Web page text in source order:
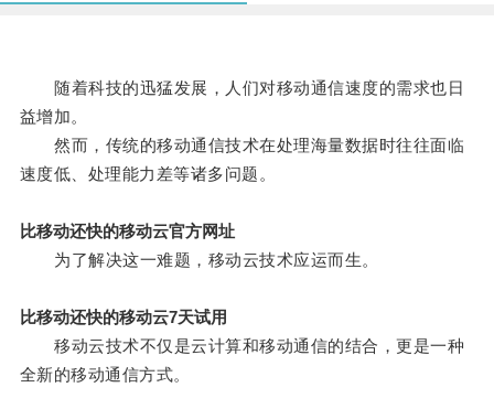
随着科技的迅猛发展，人们对移动通信速度的需求也日
益增加。
然而，传统的移动通信技术在处理海量数据时往往面临
速度低、处理能力差等诸多问题。
比移动还快的移动云官方网址
为了解决这一难题，移动云技术应运而生。
比移动还快的移动云7天试用
移动云技术不仅是云计算和移动通信的结合，更是一种
全新的移动通信方式。